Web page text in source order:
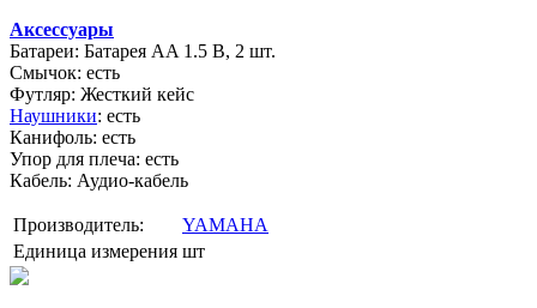
Аксессуары
Батареи: Батарея AA 1.5 В, 2 шт.
Смычок: есть
Футляр: Жесткий кейс
Наушники: есть
Канифоль: есть
Упор для плеча: есть
Кабель: Аудио-кабель
Производитель:
YAMAHA
Единица измерения шт